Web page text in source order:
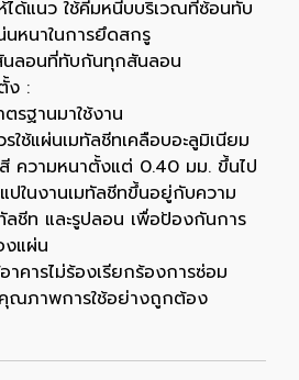
ได้แนว ใช้คีมหนีบบริเวณที่ซ้อนทับ
นหนาในการยึดสกรู
ลอนที่ทับกันทุกสันลอน
ง :
รฐานมาใช้งาน
ใช้แผ่นเมทัลชีทเคลือบอะลูมิเนียม
ความหนาตั้งแต่ 0.40 มม. ขึ้นไป
ปในงานเมทัลชีทขึ้นอยู่กับความ
ลชีท และรูปลอน เพื่อป้องกันการ
แผ่น
อาคารไม่ร้องเรียกร้องการซ่อม
ณภาพการใช้อย่างถูกต้อง